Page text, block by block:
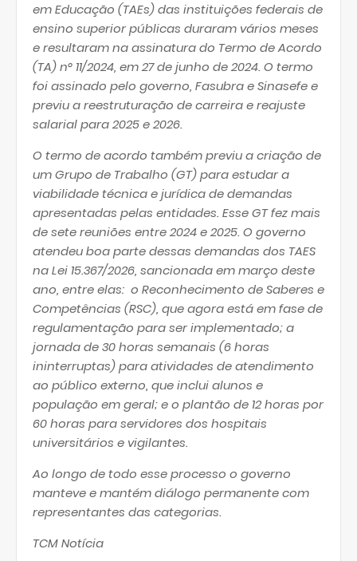
em Educação (TAEs) das instituições federais de
ensino superior públicas duraram vários meses
e resultaram na assinatura do Termo de Acordo
(TA) n° 11/2024, em 27 de junho de 2024. O termo
foi assinado pelo governo, Fasubra e Sinasefe e
previu a reestruturação de carreira e reajuste
salarial para 2025 e 2026.
O termo de acordo também previu a criação de
um Grupo de Trabalho (GT) para estudar a
viabilidade técnica e jurídica de demandas
apresentadas pelas entidades. Esse GT fez mais
de sete reuniões entre 2024 e 2025. O governo
atendeu boa parte dessas demandas dos TAES
na Lei 15.367/2026, sancionada em março deste
ano, entre elas: o Reconhecimento de Saberes e
Competências (RSC), que agora está em fase de
regulamentação para ser implementado; a
jornada de 30 horas semanais (6 horas
ininterruptas) para atividades de atendimento
ao público externo, que inclui alunos e
população em geral; e o plantão de 12 horas por
60 horas para servidores dos hospitais
universitários e vigilantes.
Ao longo de todo esse processo o governo
manteve e mantém diálogo permanente com
representantes das categorias.
TCM Notícia